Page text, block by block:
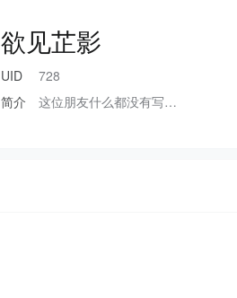
欲见芷影
UID
728
简介
这位朋友什么都没有写…